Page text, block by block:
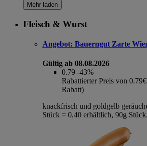
Mehr laden
Fleisch & Wurst
Angebot: Bauerngut Zarte
Gültig ab 08.08.2026
0.79 -43%
Rabattierter Preis von
Rabatt)
knackfrisch und goldgelb
Stück = 0,40 erhältlich, 90g